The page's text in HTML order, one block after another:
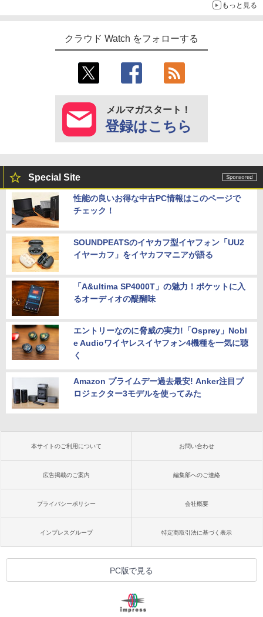
もっと見る
クラウド Watch をフォローする
メルマガスタート！
登録はこちら
Special Site
性能の良いお得な中古PC情報はこのページで
チェック！
SOUNDPEATSのイヤカフ型イヤフォン「UU2
イヤーカフ」をイヤカフマニアが語る
「A&ultima SP4000T」の魅力！ポケットに入
るオーディオの醍醐味
エントリーなのに脅威の実力!「Osprey」Nobl
e Audioワイヤレスイヤフォン4機種を一気に聴
く
Amazon プライムデー過去最安! Anker注目プ
ロジェクター3モデルを使ってみた
本サイトのご利用について お問い合わせ
広告掲載のご案内 編集部へのご連絡
プライバシーポリシー 会社概要
インプレスグループ 特定商取引法に基づく表示
PC版で見る